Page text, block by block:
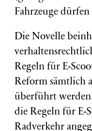
Fahrzeuge
Die Novelle
Regeln für E-
Reform sämtlich
überführt
die Regeln für E-
Radverkehr